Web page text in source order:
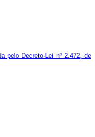
pelo Decreto-Lei nº 2.472, de